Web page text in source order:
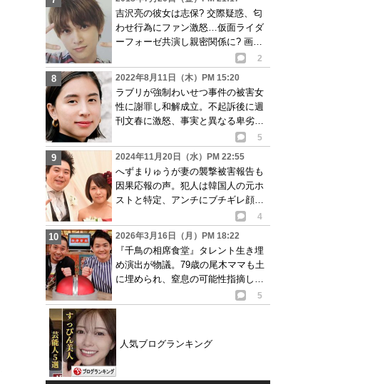
吉沢亮の彼女は志保? 交際疑惑、匂
わせ行為にファン激怒…仮面ライダ
ーフォーゼ共演し親密関係に? 画像
2
2022年8月11日（木）PM 15:20
ラブリが強制わいせつ事件の被害女
性に謝罪し和解成立。不起訴後に週
刊文春に激怒、事実と異なる卑劣記
5
2024年11月20日（水）PM 22:55
へずまりゅうが妻の襲撃被害報告も
因果応報の声。犯人は韓国人の元ホ
ストと特定、アンチにブチギレ顔写
4
2026年3月16日（月）PM 18:22
『千鳥の相席食堂』タレント生き埋
め演出が物議。79歳の尾木ママも土
に埋められ、窒息の可能性指摘し…
5
人気ブログランキング